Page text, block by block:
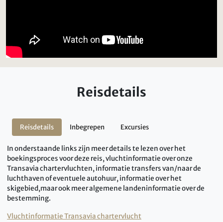
Reisdetails
Reisdetails Inbegrepen Excursies
In onderstaande links zijn meer details te lezen over het
boekingsproces voor deze reis, vluchtinformatie over onze
Transavia chartervluchten, informatie transfers van/naar de
luchthaven of eventuele autohuur, informatie over het
skigebied,maar ook meer algemene landeninformatie over de
bestemming.
Vluchtinformatie Transavia chartervlucht